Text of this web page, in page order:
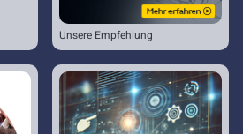
Unsere Empfehlung